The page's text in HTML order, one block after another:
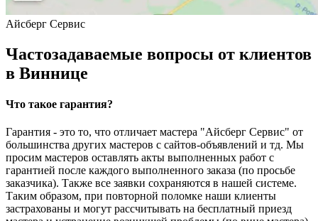
Айсберг Сервис
Частозадаваемые вопросы от клиентов
в Виннице
Что такое гарантия?
Гарантия - это то, что отличает мастера "Айсберг Сервис" от
большинства других мастеров с сайтов-объявлений и тд. Мы
просим мастеров оставлять акты выполненных работ с
гарантией после каждого выполненного заказа (по просьбе
заказчика). Также все заявки сохраняются в нашей системе.
Таким образом, при повторной поломке наши клиенты
застрахованы и могут рассчитывать на бесплатный приезд